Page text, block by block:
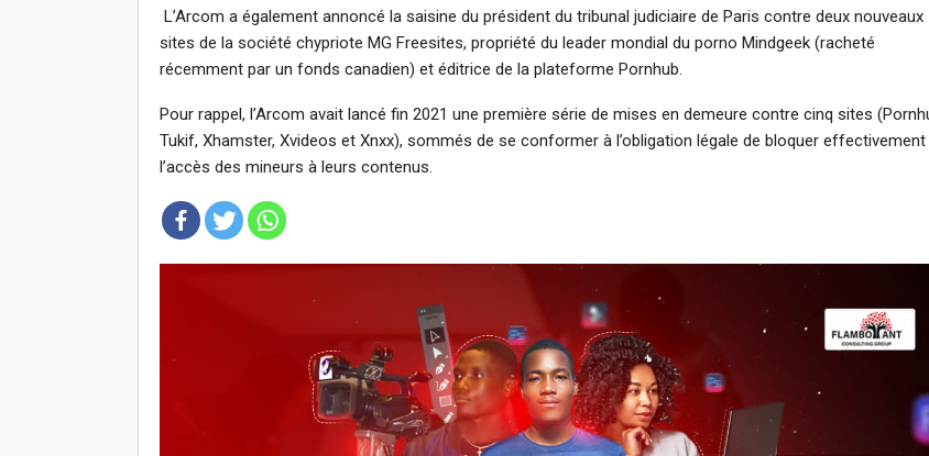
L’Arcom a également annoncé la saisine du président du tribunal judiciaire de Paris contre deux nouveaux
sites de la société chypriote MG Freesites, propriété du leader mondial du porno Mindgeek (racheté
récemment par un fonds canadien) et éditrice de la plateforme Pornhub.
Pour rappel, l’Arcom avait lancé fin 2021 une première série de mises en demeure contre cinq sites
Tukif, Xhamster, Xvideos et Xnxx), sommés de se conformer à l’obligation légale de bloquer effectivement
l’accès des mineurs à leurs contenus.